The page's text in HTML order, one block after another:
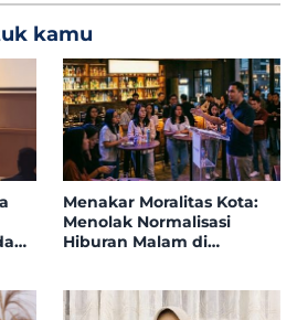
kamu
Menakar Moralitas Kota:
Menolak Normalisasi
Hiburan Malam di